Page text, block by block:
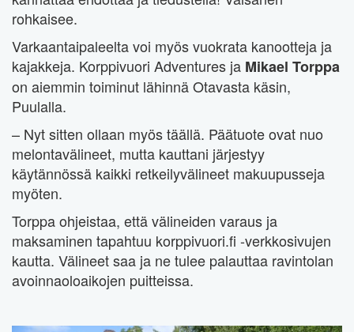
rohkaisee.
Varkaantaipaleelta voi myös vuokrata kanootteja ja
kajakkeja. Korppivuori Adventures ja Mikael Torppa
on aiemmin toiminut lähinnä Otavasta käsin,
Puulalla.
– Nyt sitten ollaan myös täällä. Päätuote ovat nuo
melontavälineet, mutta kauttani järjestyy
käytännössä kaikki retkeilyvälineet makuupusseja
myöten.
Torppa ohjeistaa, että välineiden varaus ja
maksaminen tapahtuu korppivuori.fi -verkkosivujen
kautta. Välineet saa ja ne tulee palauttaa ravintolan
avoinnaoloaikojen puitteissa.